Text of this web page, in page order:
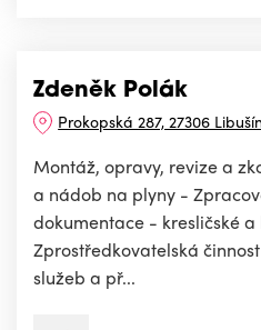
Zdeněk Polák
Prokopská 287, 27306 Libušín
Montáž, opravy, revize a
a nádob na plyny -
dokumentace - kresličské
Zprostředkovatelská
služeb a př...